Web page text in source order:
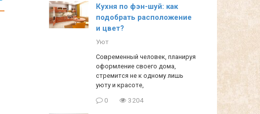
Кухня по фэн-шуй: как
подобрать расположение
и цвет?
Уют
Современный человек, планируя
оформление своего дома,
стремится не к одному лишь
уюту и красоте,
0 3204